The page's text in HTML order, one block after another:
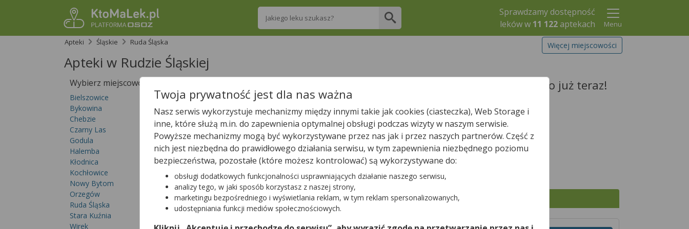
Wpisz nazwę leku
Sprawdzamy dostępność
leków w 11 122aptekach
Menu
Apteki
Śląskie Ruda Śląska Więcej miejscowości
Apteki w Rudzie Śląskiej
Wybierz miejscowość
Bielszowice
Bykowina
Chebzie
Czarny Las
Godula
Halemba
Kłodnica
Kochłowice
Nowy Bytom
Orzegów
Ruda Śląska
Stara Kuźnia
Wirek
Sprawdź, które apteki w Rudzie Śląskiej posiadają Twój lek i zarezerwuj go już teraz!
Wpisz nazwę leku
Szukaj leku
W Rudzie Śląskiej są 43apteki.40aptek zgłosiło nam, że są właśnie otwarte.
Tylko otwarte apteki
Twoja prywatność jest dla nas ważna
Nasz serwis wykorzystuje mechanizmy między innymi takie jak cookies (ciasteczka), Web Storage i
inne, które służą m.in. do zapewnienia optymalnej obsługi podczas wizyty w naszym serwisie.
Powyższe mechanizmy mogą być wykorzystywane przez nas jak i przez naszych partnerów. Część z
nich jest niezbędna do prawidłowego działania serwisu, w tym zapewnienia niezbędnego poziomu
bezpieczeństwa, pozostałe (które możesz kontrolować) są wykorzystywane do:
obsługi dodatkowych funkcjonalności usprawniających działanie naszego serwisu,
analizy tego, w jaki sposób korzystasz z naszej strony,
marketingu bezpośredniego i wyświetlania reklam, w tym reklam spersonalizowanych,
udostępniania funkcji mediów społecznościowych.